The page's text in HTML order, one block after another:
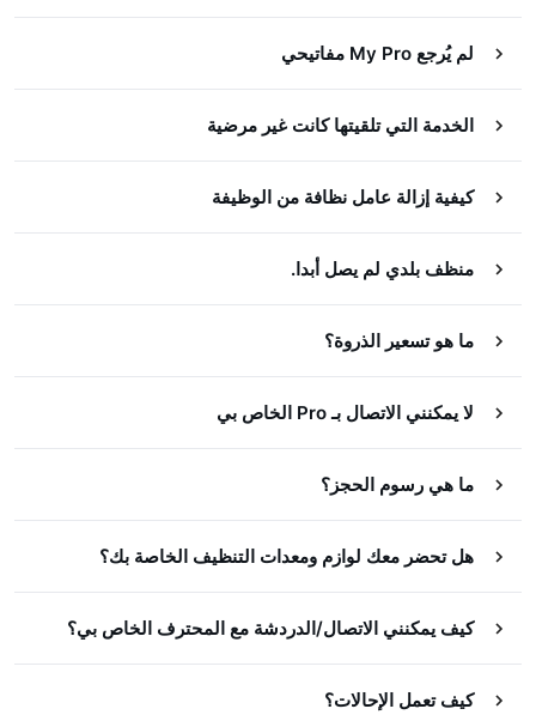
لم يُرجع My Pro مفاتيحي
الخدمة التي تلقيتها كانت غير مرضية
كيفية إزالة عامل نظافة من الوظيفة
منظف بلدي لم يصل أبدا.
ما هو تسعير الذروة؟
لا يمكنني الاتصال بـ Pro الخاص بي
ما هي رسوم الحجز؟
هل تحضر معك لوازم ومعدات التنظيف الخاصة بك؟
كيف يمكنني الاتصال/الدردشة مع المحترف الخاص بي؟
كيف تعمل الإحالات؟